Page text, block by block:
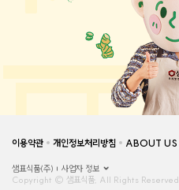
이용약관 개인정보처리방침 ABOUT US
샘표식품(주)
사업자 정보
Copyright © 샘표식품, All Rights Reserved.